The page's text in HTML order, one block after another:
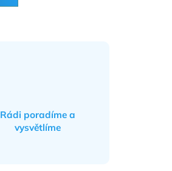
Rádi poradíme a
vysvětlíme